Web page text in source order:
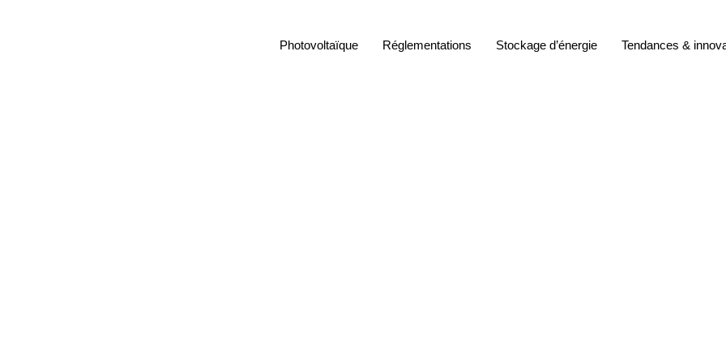
Photovoltaïque Réglementations Stockage d’énergie Tendances &